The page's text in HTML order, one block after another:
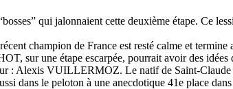
qui jalonnaient cette deuxième étape. Ce
champion de France est resté calme et termine
sur une étape escarpée, pourrait avoir des
: Alexis VUILLERMOZ. Le natif de Saint-Claude
le peloton à une anecdotique 41e place